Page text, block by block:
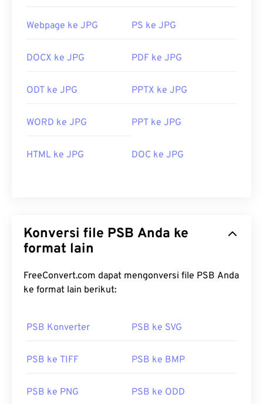
Webpage ke JPG PS ke JPG
DOCX ke JPG PDF ke JPG
ODT ke JPG PPTX ke JPG
WORD ke JPG PPT ke JPG
HTML ke JPG DOC ke JPG
Konversi file PSB Anda ke
format lain
FreeConvert.com dapat mengonversi file PSB Anda
ke format lain berikut:
PSB Konverter PSB ke SVG
PSB ke TIFF PSB ke BMP
PSB ke PNG PSB ke ODD